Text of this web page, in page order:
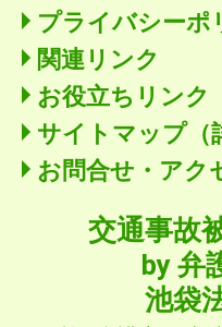
プライバシーポ
関連リンク
お役立ちリンク
サイトマップ（
お問合せ・アク
交通事故
by 弁
池袋